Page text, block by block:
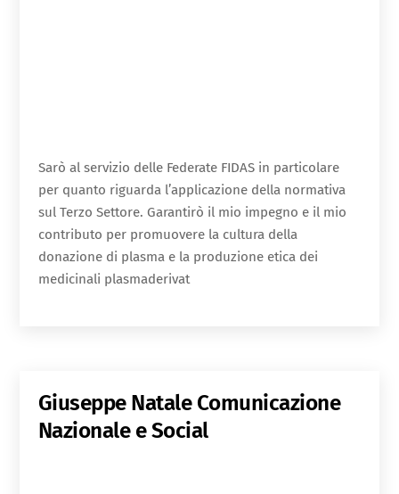
Sarò al servizio delle Federate FIDAS in particolare
per quanto riguarda l’applicazione della normativa
sul Terzo Settore. Garantirò il mio impegno e il mio
contributo per promuovere la cultura della
donazione di plasma e la produzione etica dei
medicinali plasmaderivat
Giuseppe Natale Comunicazione
Nazionale e Social